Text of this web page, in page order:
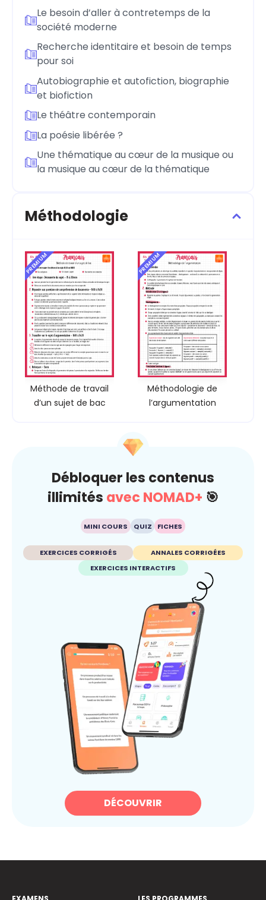
Le besoin d’aller à contretemps de la
société moderne
Recherche identitaire et besoin de temps
pour soi
Autobiographie et autofiction, biographie
et biofiction
Le théâtre contemporain
La poésie libérée ?
Une thématique au cœur de la musique ou
la musique au cœur de la thématique
Méthodologie
PREMIUM
Méthode de travail
d’un sujet de bac
PREMIUM
Méthodologie de
l’argumentation
Débloquer les contenus
illimités avec NOMAD+ 🎯
MINI COURS QUIZ FICHES
EXERCICES CORRIGÉS
ANNALES CORRIGÉES
EXERCICES INTERACTIFS
DÉCOUVRIR